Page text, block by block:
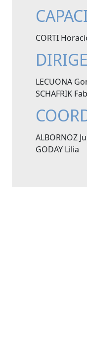
CORTI
LECUONA
SCHAFRIK
ALBORNOZ
GODAY Lilia